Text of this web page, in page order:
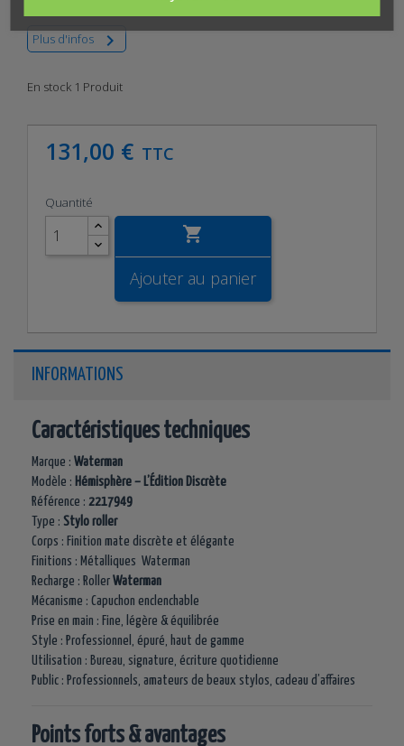
Plus d'infos 
En stock 1 Produit
131,00 € TTC
Quantité

Ajouter au panier
INFORMATIONS
Caractéristiques techniques
Marque : Waterman
Modèle : Hémisphère – L’Édition Discrète
Référence : 2217949
Type : Stylo roller
Corps : Finition mate discrète et élégante
Finitions : Métalliques Waterman
Recharge : Roller Waterman
Mécanisme : Capuchon enclenchable
Prise en main : Fine, légère & équilibrée
Style : Professionnel, épuré, haut de gamme
Utilisation : Bureau, signature, écriture quotidienne
Public : Professionnels, amateurs de beaux stylos, cadeau d’affaires
Points forts & avantages